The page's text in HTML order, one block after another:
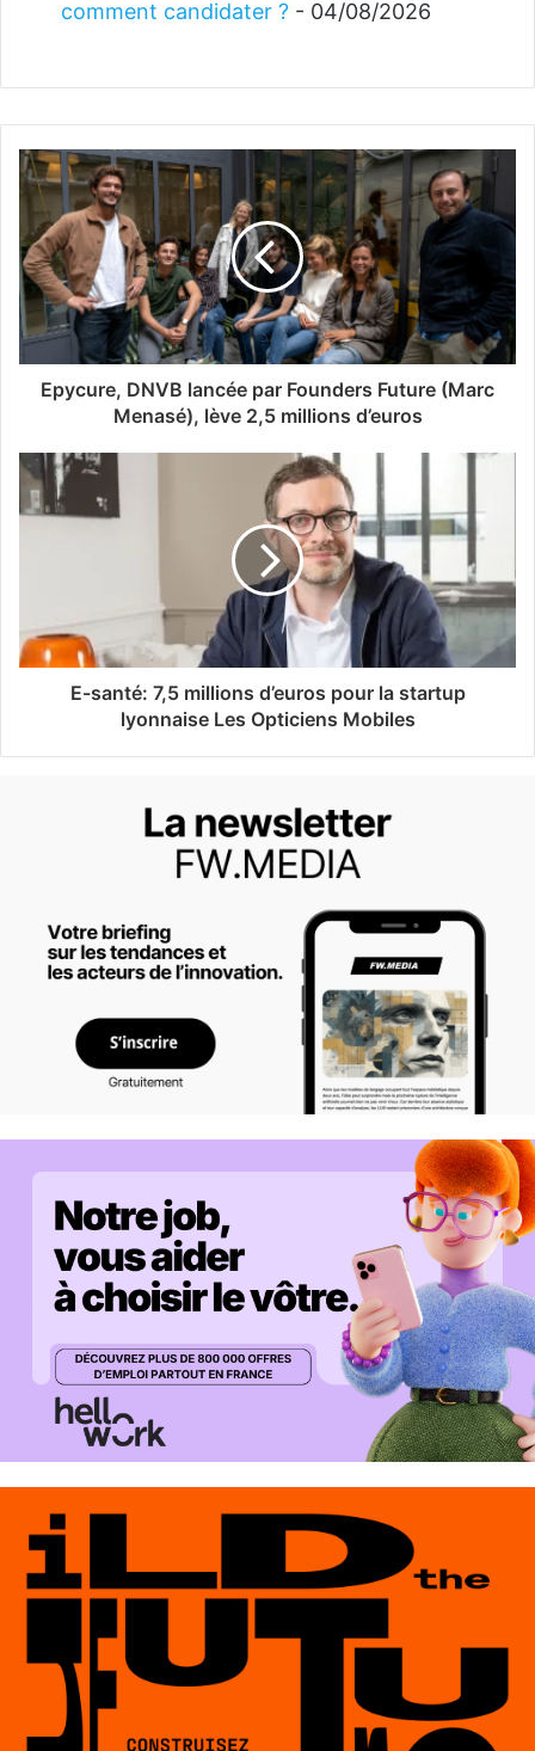
comment candidater ? - 04/08/2026
Epycure, DNVB lancée par Founders Future (Marc
Menasé), lève 2,5 millions d’euros
E-santé: 7,5 millions d’euros pour la startup
lyonnaise Les Opticiens Mobiles